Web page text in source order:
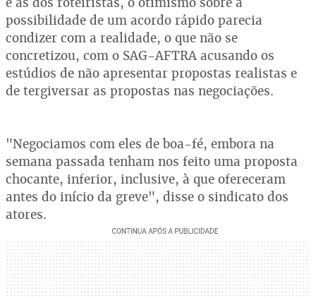
possibilidade de um acordo rápido parecia
condizer com a realidade, o que não se
concretizou, com o SAG-AFTRA acusando os
estúdios de não apresentar propostas realistas e
de tergiversar as propostas nas negociações.
"Negociamos com eles de boa-fé, embora na
semana passada tenham nos feito uma proposta
chocante, inferior, inclusive, à que ofereceram
antes do início da greve", disse o sindicato dos
atores.